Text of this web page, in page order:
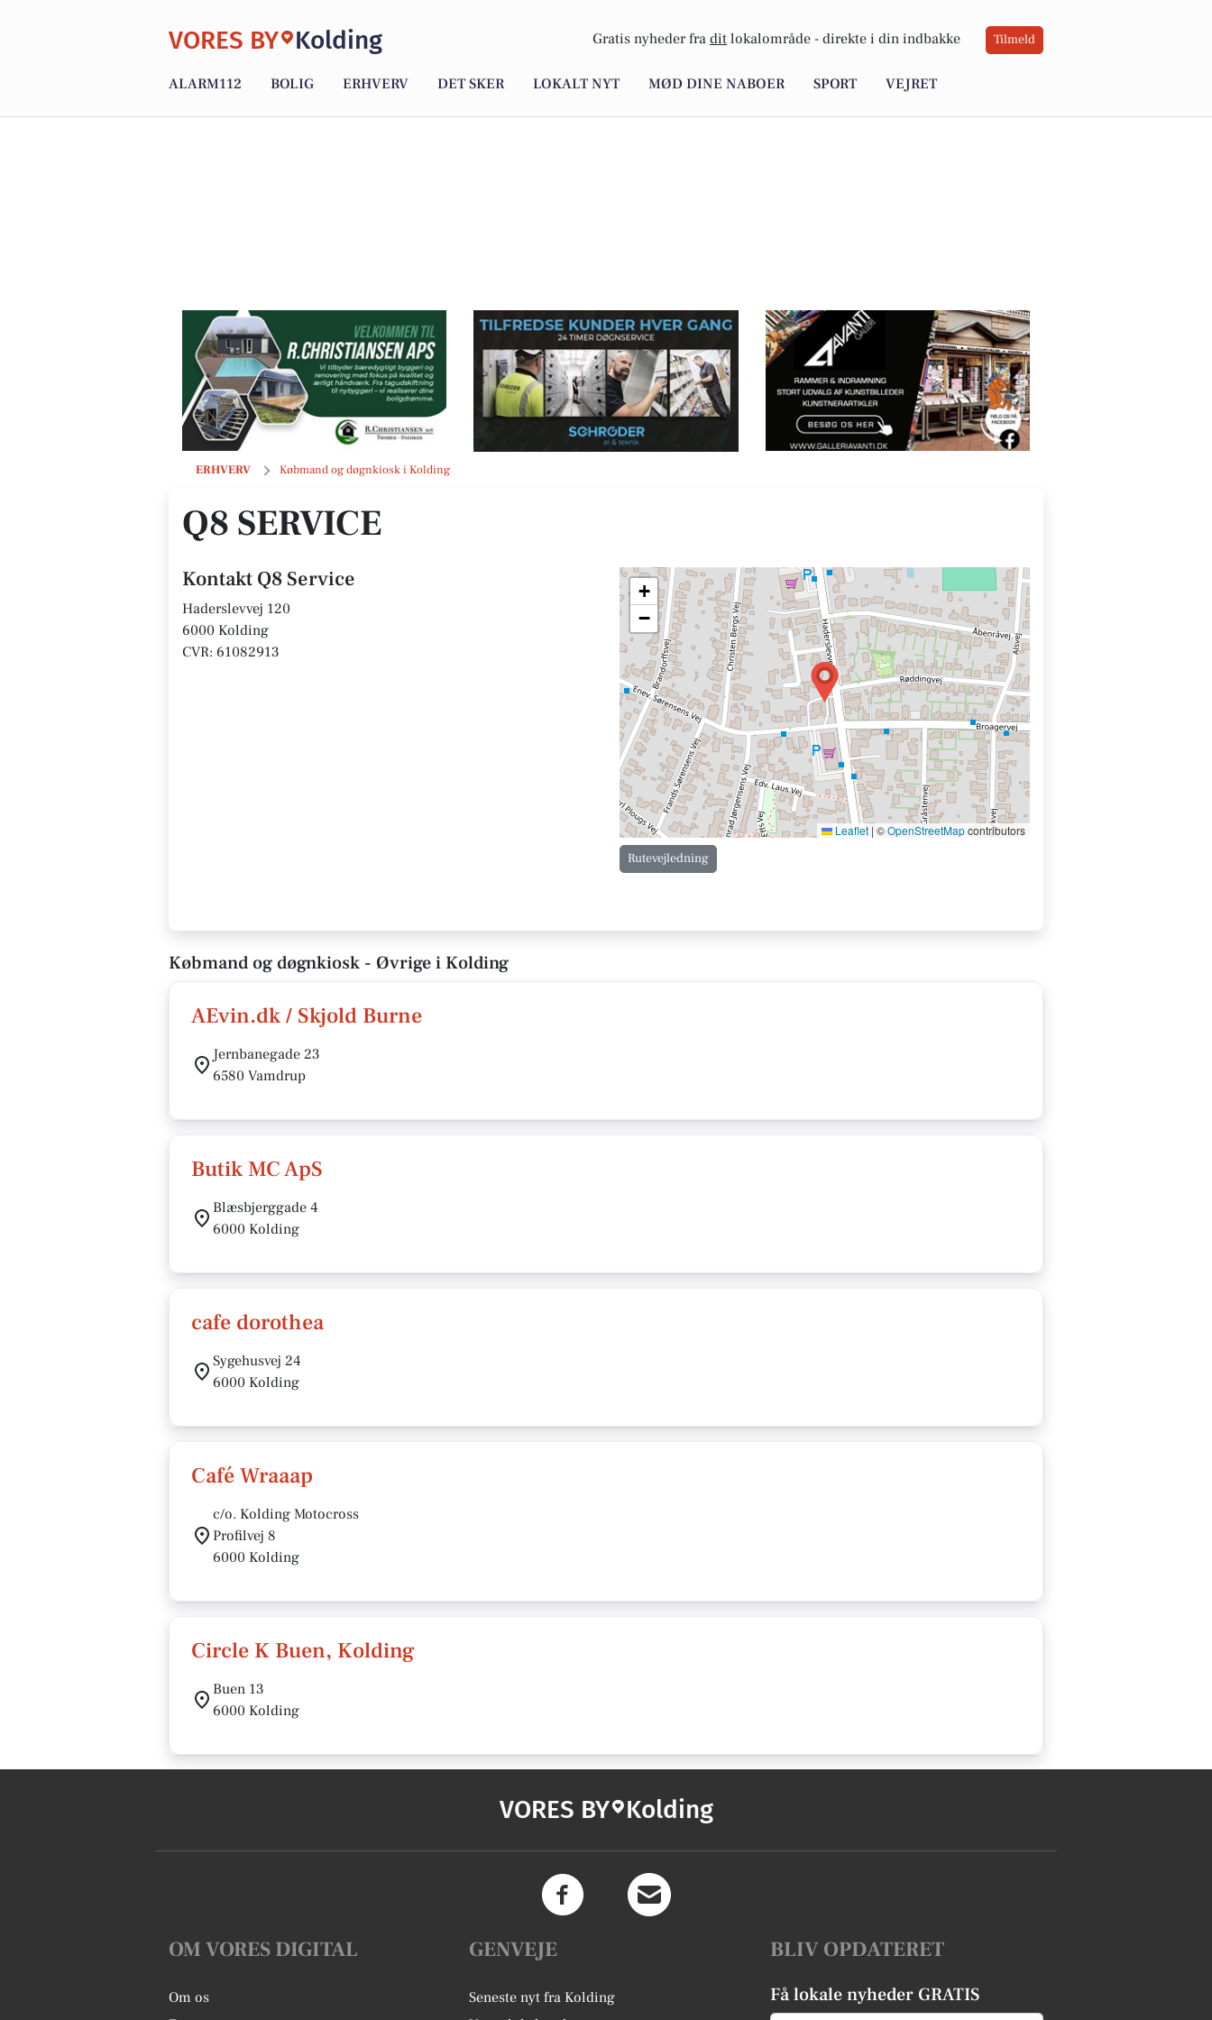
VORES BY Kolding Gratis nyheder fra dit lokalområde - direkte i din indbakke Tilmeld
ALARM112 BOLIG ERHVERV DET SKER LOKALT NYT MØD DINE NABOER SPORT VEJRET
ERHVERV Købmand og døgnkiosk i Kolding
Q8 Service
Q8 SERVICE
Kontakt Q8 Service
Haderslevvej 120
6000 Kolding
CVR: 61082913
+
−
Leaflet | ©OpenStreetMapcontributors
Rutevejledning
Købmand og døgnkiosk - Øvrige i Kolding
AEvin.dk / Skjold Burne
Jernbanegade 23
6580 Vamdrup
Butik MC ApS
Blæsbjerggade 4
6000 Kolding
cafe dorothea
Sygehusvej 24
6000 Kolding
Café Wraaap
c/o. Kolding Motocross
Profilvej 8
6000 Kolding
Circle K Buen, Kolding
Buen 13
6000 Kolding
VORES BY Kolding
OM VORES DIGITAL
Om os
GENVEJE
Seneste nyt fra Kolding
BLIV OPDATERET
Få lokale nyheder GRATIS